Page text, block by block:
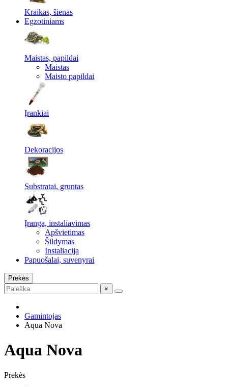
Kraikas, šienas
Egzotiniams
Maistas, papildai
Maistas
Maisto papildai
Įrankiai
Dekoracijos
Substratai, gruntas
Įranga, instaliavimas
Apšvietimas
Šildymas
Instaliacija
Papuošalai, suvenyrai
Prekės
×
Gamintojas
Aqua Nova
Aqua Nova
Prekės